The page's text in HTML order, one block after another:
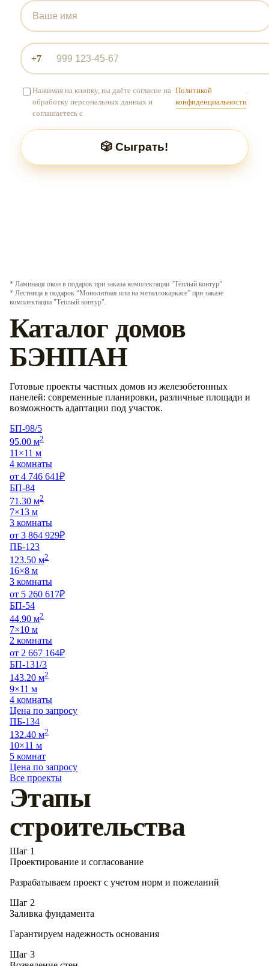
+7
Нажимая на кнопку, вы даёте согласие на
обработку персональных данных и
соглашаетесь с
Политикой
конфиденциальности
.
🎲 Сыграть!
* Ламинаця окон в подарок при заказа комплектации "Тёплый контур"
* Лестница в подарок “Монолитная или на металлокаркасе” при заказе
комплектации "Теплый контур".
Каталог домов
БЭНПАН
Готовые проекты частных домов из железобетонных
панелей: современные планировки, различные площади и
возможность адаптации под участок.
БП-98/5
95.00 м2
11×11 м
4 комнаты
от 4 746 641₽
БП-84
71.30 м2
7×13 м
3 комнаты
от 3 864 929₽
ПБ-123
123.50 м2
16×8 м
3 комнаты
от 5 260 617₽
БП-54
44.90 м2
7×10 м
2 комнаты
от 2 667 164₽
БП-131/3
143.20 м2
9×11 м
4 комнаты
Цена по запросу
ПБ-134
132.40 м2
10×11 м
5 комнат
Цена по запросу
Все проекты
Этапы
строительства
Шаг 1
Проектирование и согласование
Разрабатываем проект с учетом норм и пожеланий
Шаг 2
Заливка фундамента
Гарантируем надежность основания
Шаг 3